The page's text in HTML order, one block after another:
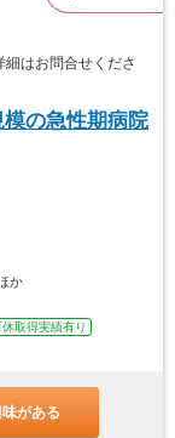
はお問合せくださ
模の急性期病院
か
取得実績有り
がある